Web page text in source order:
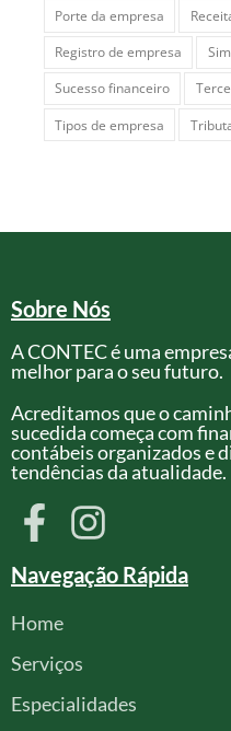
Porte da empresa
Registro de empresa
Sucesso financeiro
Tipos de empresa
Sobre Nós
A CONTEC é uma
melhor para o seu futuro.
Acreditamos que o
sucedida começa com
contábeis organizados e
tendências da atualidade.
Navegação Rápida
Home
Serviços
Especialidades